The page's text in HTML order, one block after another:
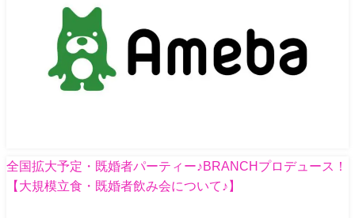
全国拡大予定・既婚者パーティー♪BRANCHプロデュース！
【大規模立食・既婚者飲み会について♪】